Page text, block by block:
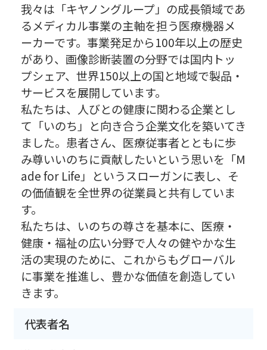
我々は「キヤノングループ」の成長領域であ
るメディカル事業の主軸を担う医療機器メ
ーカーです。事業発足から100年以上の歴史
があり、画像診断装置の分野では国内トッ
プシェア、世界150以上の国と地域で製品・
サービスを展開しています。
私たちは、人びとの健康に関わる企業とし
て「いのち」と向き合う企業文化を築いてき
ました。患者さん、医療従事者とともに歩
み尊いいのちに貢献したいという思いを「M
ade for Life」というスローガンに表し、そ
の価値観を全世界の従業員と共有していま
す。
私たちは、いのちの尊さを基本に、医療・
健康・福祉の広い分野で人々の健やかな生
活の実現のために、これからもグローバル
に事業を推進し、豊かな価値を創造してい
きます。
代表者名